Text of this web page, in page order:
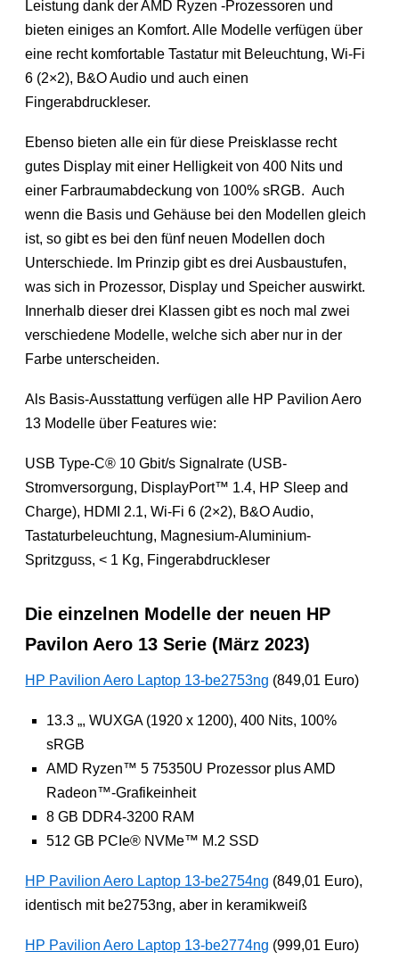
Leistung dank der AMD Ryzen -Prozessoren und
bieten einiges an Komfort. Alle Modelle verfügen über
eine recht komfortable Tastatur mit Beleuchtung, Wi-Fi
6 (2×2), B&O Audio und auch einen
Fingerabdruckleser.
Ebenso bieten alle ein für diese Preisklasse recht
gutes Display mit einer Helligkeit von 400 Nits und
einer Farbraumabdeckung von 100% sRGB. Auch
wenn die Basis und Gehäuse bei den Modellen gleich
ist, so gibt es bei den fünf neuen Modellen doch
Unterschiede. Im Prinzip gibt es drei Ausbaustufen,
was sich in Prozessor, Display und Speicher auswirkt.
Innerhalb dieser drei Klassen gibt es noch mal zwei
verschiedene Modelle, welche sich aber nur in der
Farbe unterscheiden.
Als Basis-Ausstattung verfügen alle HP Pavilion Aero
13 Modelle über Features wie:
USB Type-C® 10 Gbit/s Signalrate (USB-
Stromversorgung, DisplayPort™ 1.4, HP Sleep and
Charge), HDMI 2.1, Wi-Fi 6 (2×2), B&O Audio,
Tastaturbeleuchtung, Magnesium-Aluminium-
Spritzguss, < 1 Kg, Fingerabdruckleser
Die einzelnen Modelle der neuen HP
Pavilon Aero 13 Serie (März 2023)
HP Pavilion Aero Laptop 13-be2753ng (849,01 Euro)
13.3 „, WUXGA (1920 x 1200), 400 Nits, 100%
sRGB
AMD Ryzen™ 5 75350U Prozessor plus AMD
Radeon™-Grafikeinheit
8 GB DDR4-3200 RAM
512 GB PCIe® NVMe™ M.2 SSD
HP Pavilion Aero Laptop 13-be2754ng (849,01 Euro),
identisch mit be2753ng, aber in keramikweiß
HP Pavilion Aero Laptop 13-be2774ng (999,01 Euro)